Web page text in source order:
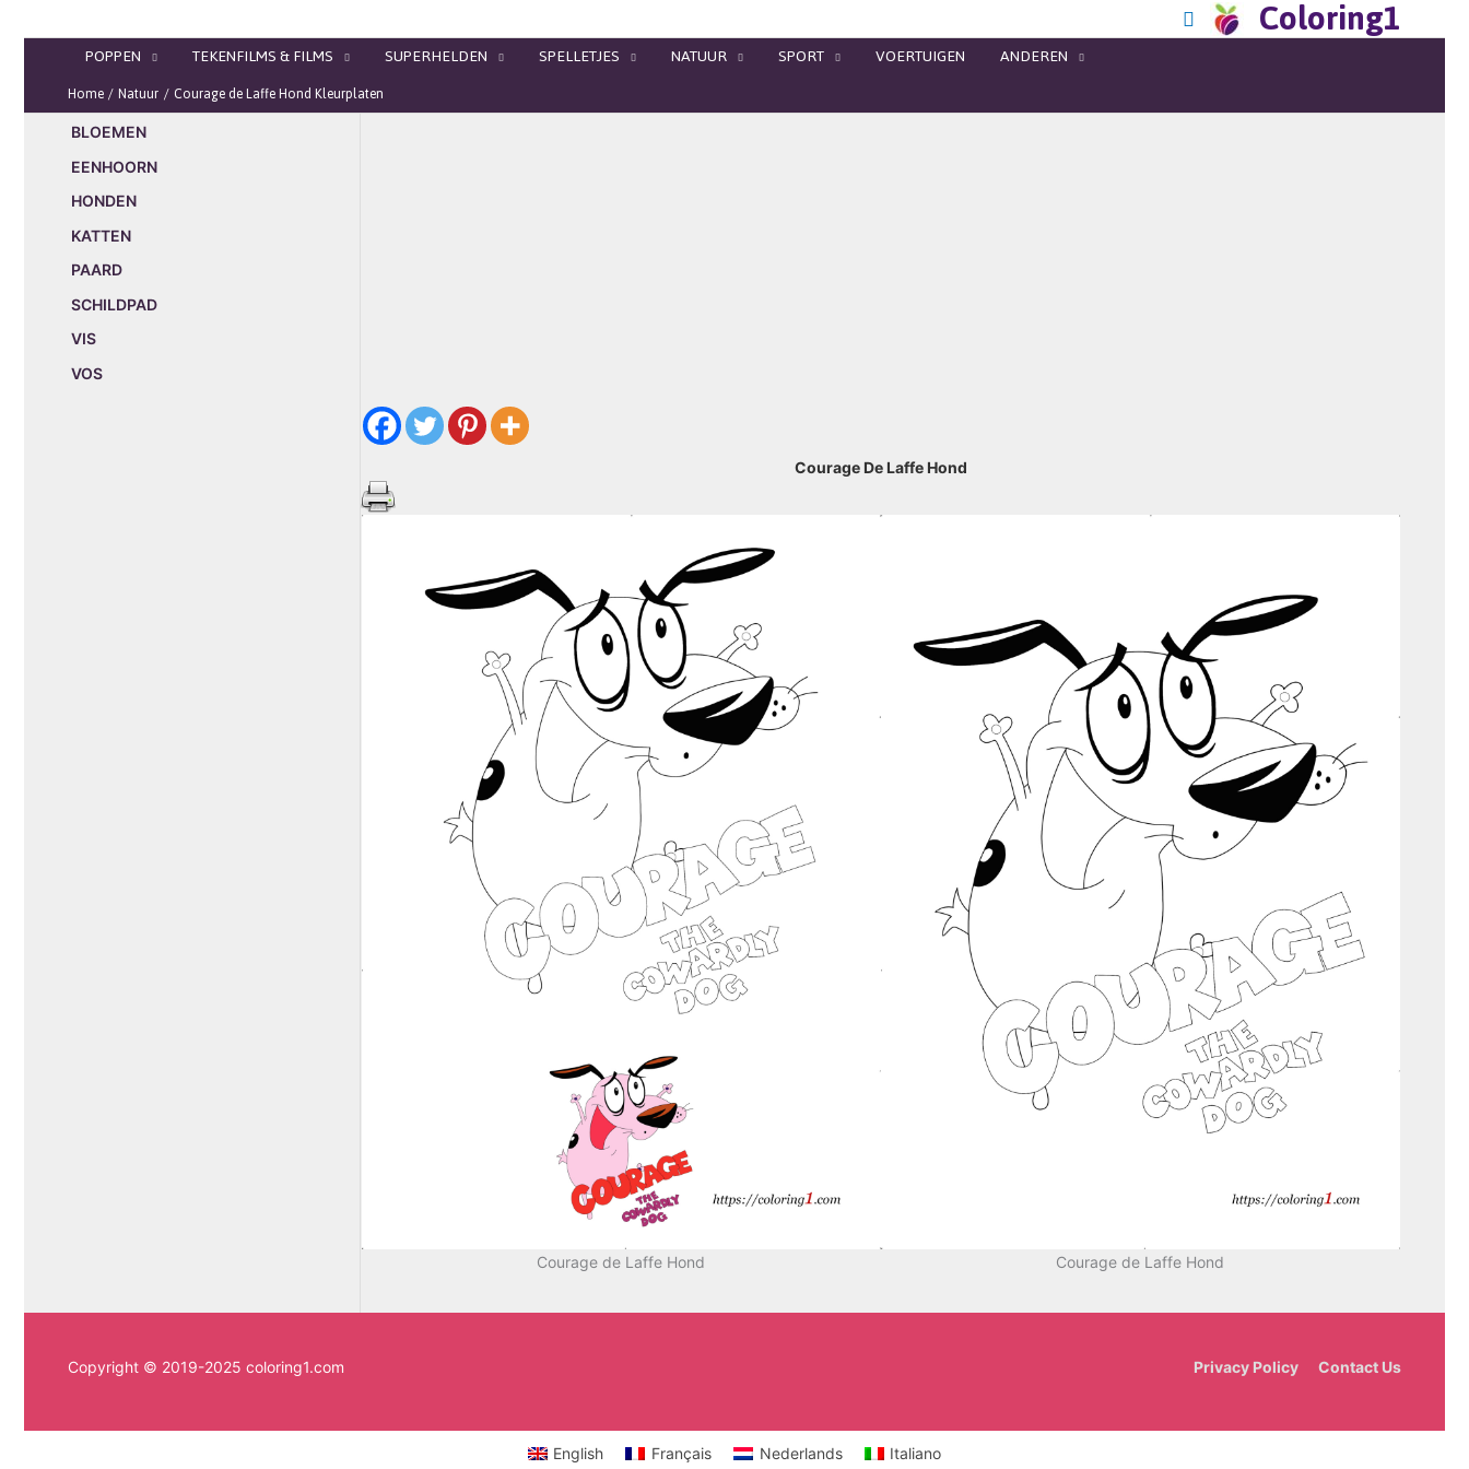
naar
Coloring1
POPPEN TEKENFILMS & FILMS SUPERHELDEN SPELLETJES NATUUR SPORT VOERTUIGEN ANDEREN
Home Natuur Courage de Laffe Hond Kleurplaten
BLOEMEN
EENHOORN
HONDEN
KATTEN
PAARD
SCHILDPAD
VIS
VOS
Courage De Laffe Hond
Courage de Laffe Hond Courage de Laffe Hond
Copyright © 2019-2025 coloring1.com Privacy Policy Contact Us
English Français Nederlands Italiano